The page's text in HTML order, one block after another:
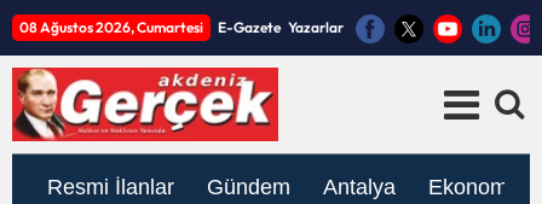
08 Ağustos 2026, Cumartesi E-Gazete Yazarlar
Resmi İlanlar Gündem Antalya Ekonomi